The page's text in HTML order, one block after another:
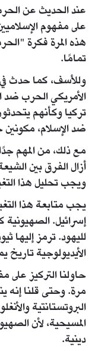
عند الحديث عن
على مفهوم
هذه المرة فكرة
تمامًا.
وللأسف، كما حدث في
الأمريكي الحرب
تركيا وكأنهم
ضد الإسلام،
مع ذلك، من المهم
أزال الفرق بين
ويجب تحليل هذا
يجب متابعة هذا
إسرائيل.
لليهود. ترمز إليها
الأيديولوجية تاريخ
حاولنا التركيز على
مرة. وحتى قلنا إنه
البروتستانتية
المسيحية، لأن
دينية.